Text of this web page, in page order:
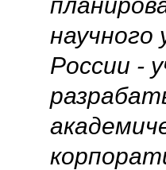
научного
России -